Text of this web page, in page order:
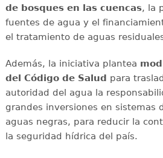
de bosques en las cuencas, la
fuentes de agua y el
el tratamiento de aguas
Además, la iniciativa plantea
del Código de Salud para
autoridad del agua la
grandes inversiones en sistemas
aguas negras, para reducir la
la seguridad hídrica del país.